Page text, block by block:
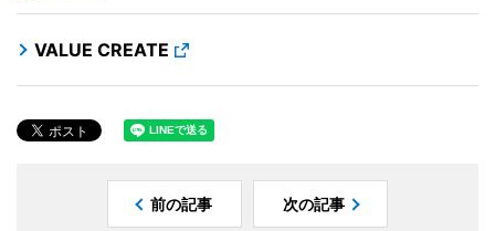
VALUE CREATE
前の記事 次の記事